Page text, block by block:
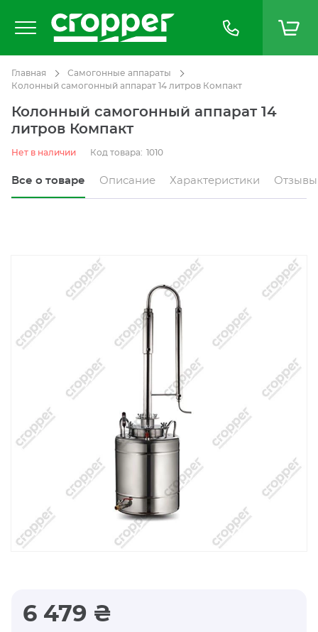
Главная
Самогонные аппараты
Колонный самогонный аппарат 14 литров Компакт
Колонный самогонный аппарат 14
литров Компакт
Нет в наличии Код товара: 1010
Все о товаре Описание Характеристики Отзывы
6 479 ₴